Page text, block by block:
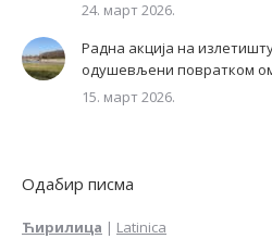
24. март 2026.
Радна акција на
одушевљени повратком
15. март 2026.
Одабир писма
Ћирилица | Latinica